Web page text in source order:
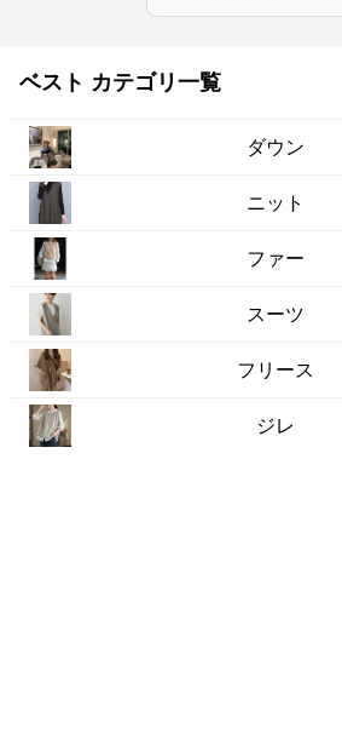
ベスト カテゴリ一覧
ダウン
ニット
ファー
スーツ
フリース
ジレ